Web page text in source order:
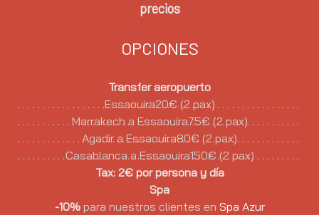
precios
OPCIONES
Transfer aeropuerto
Essaouira20€ (2 pax)
Marrakech a Essaouira75€ (2 pax)
Agadir a Essaouira80€ (2 pax)
Casablanca a Essaouira150€ (2 pax)
Tax: 2€ por persona y día
Spa
-10%para nuestros clientes en Spa Azur